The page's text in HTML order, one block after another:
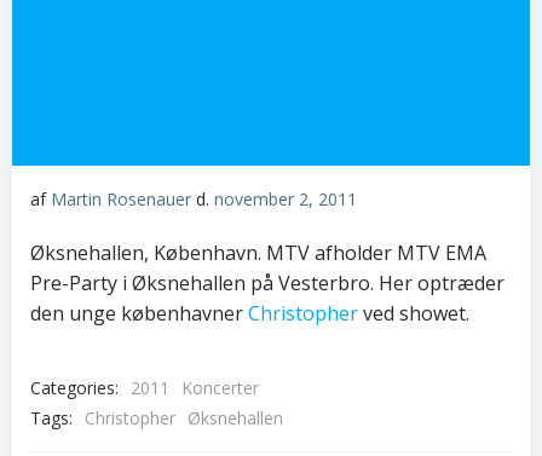
af Martin Rosenauer d. november 2, 2011
Øksnehallen, København. MTV afholder MTV EMA
Pre-Party i Øksnehallen på Vesterbro. Her optræder
den unge københavnerChristopherved showet.
Categories: 2011
Koncerter
Tags:
Christopher Øksnehallen